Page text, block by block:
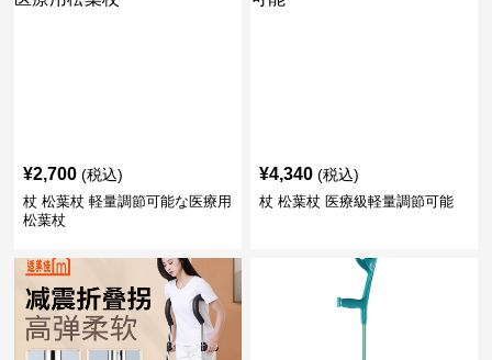
¥2,700 (税込)
杖 松葉杖 軽量調節可能な医療用
松葉杖
¥4,340 (税込)
杖 松葉杖 医療級軽量調節可能